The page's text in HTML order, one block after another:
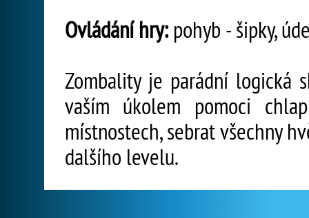
Ovládání hry:pohyb - šipky,
Zombality je parádní logická
vaším úkolem pomoci
místnostech, sebrat všechny
dalšího levelu.